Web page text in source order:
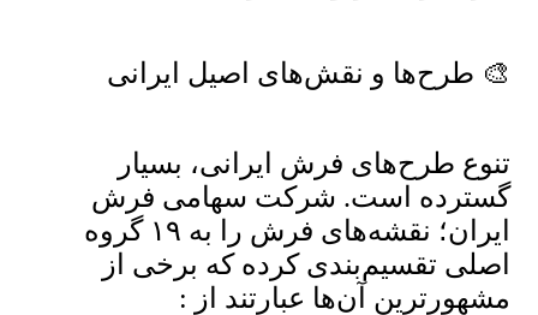
🎨 طرح‌ها و نقش‌های اصیل ایرانی
تنوع طرح‌های فرش ایرانی، بسیار
گسترده است. شرکت سهامی فرش
ایران؛ نقشه‌های فرش را به ۱۹ گروه
اصلی تقسیم‌بندی کرده که برخی از
مشهورترین آن‌ها عبارتند از :